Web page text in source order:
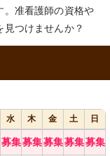
。准看護師の資格や
つけませんか？
水 木 金 土 日
募集募集募集募集募集